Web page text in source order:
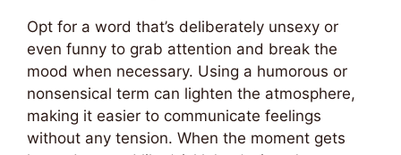
Opt for a word that’s deliberately unsexy or
even funny to grab attention and break the
mood when necessary. Using a humorous or
nonsensical term can lighten the atmosphere,
making it easier to communicate feelings
without any tension. When the moment gets